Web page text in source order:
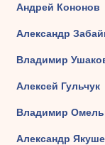
Андрей Кононов
Александр
Владимир
Алексей Гульчук
Владимир
Александр